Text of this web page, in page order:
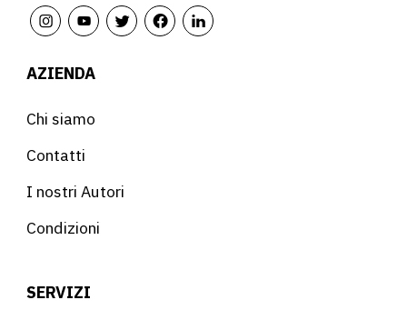
AZIENDA
Chi siamo
Contatti
I nostri Autori
Condizioni
SERVIZI